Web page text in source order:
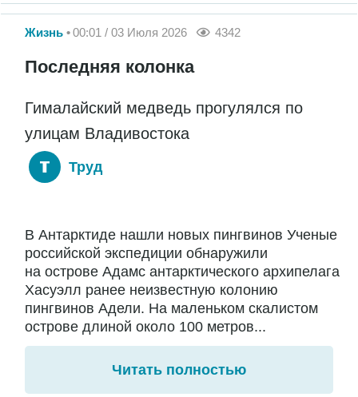
Жизнь 00:01 / 03 Июля 2026 4342
Последняя колонка
Гималайский медведь прогулялся по
улицам Владивостока
Труд
В Антарктиде нашли новых пингвинов Ученые
российской экспедиции обнаружили
на острове Адамс антарктического архипелага
Хасуэлл ранее неизвестную колонию
пингвинов Адели. На маленьком скалистом
острове длиной около 100 метров...
Читать полностью